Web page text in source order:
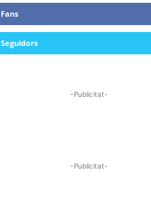
Fans
Seguidors
-Publicitat-
-Publicitat-